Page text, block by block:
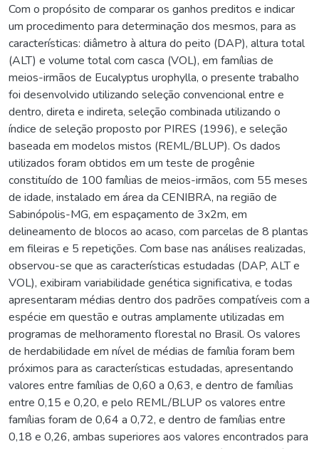
Com o propósito de comparar os ganhos preditos e indicar
um procedimento para determinação dos mesmos, para as
características: diâmetro à altura do peito (DAP), altura total
(ALT) e volume total com casca (VOL), em famílias de
meios-irmãos de Eucalyptus urophylla, o presente trabalho
foi desenvolvido utilizando seleção convencional entre e
dentro, direta e indireta, seleção combinada utilizando o
índice de seleção proposto por PIRES (1996), e seleção
baseada em modelos mistos (REML/BLUP). Os dados
utilizados foram obtidos em um teste de progênie
constituído de 100 famílias de meios-irmãos, com 55 meses
de idade, instalado em área da CENIBRA, na região de
Sabinópolis-MG, em espaçamento de 3x2m, em
delineamento de blocos ao acaso, com parcelas de 8 plantas
em fileiras e 5 repetições. Com base nas análises realizadas,
observou-se que as características estudadas (DAP, ALT e
VOL), exibiram variabilidade genética significativa, e todas
apresentaram médias dentro dos padrões compatíveis com a
espécie em questão e outras amplamente utilizadas em
programas de melhoramento florestal no Brasil. Os valores
de herdabilidade em nível de médias de família foram bem
próximos para as características estudadas, apresentando
valores entre famílias de 0,60 a 0,63, e dentro de famílias
entre 0,15 e 0,20, e pelo REML/BLUP os valores entre
famílias foram de 0,64 a 0,72, e dentro de famílias entre
0,18 e 0,26, ambas superiores aos valores encontrados para